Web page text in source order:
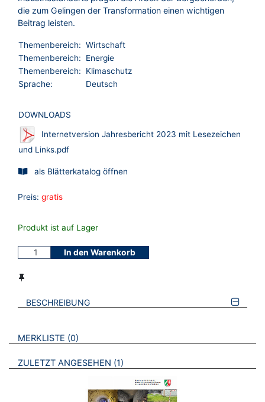
die zum Gelingen der Transformation einen wichtigen
Beitrag leisten.
Themenbereich: Wirtschaft
Themenbereich:
Energie
Themenbereich:
Klimaschutz
Sprache:
Deutsch
DOWNLOADS
Internetversion Jahresbericht 2023 mit Lesezeichen
und Links.pdf
als Blätterkatalog öffnen
Preis: gratis
Produkt ist auf Lager
In den Warenkorb
BESCHREIBUNG
VERWEISE AUF VERMERKTE- ODER ZULETZT ANGESEHENE
MERKLISTE 0 BROSCHÜREN
ZULETZT ANGESEHEN 1 BROSCHÜREN